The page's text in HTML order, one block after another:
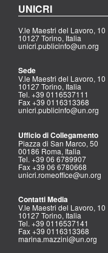
UNICRI
V.le Maestri del Lavoro, 10
10127 Torino, Italia
unicri.publicinfo@un.org
Sede
V.le Maestri del Lavoro, 10
10127 Torino, Italia
Tel. +39 0116537111
Fax +39 0116313368
unicri.publicinfo@un.org
Ufficio di Collegamento
Piazza di San Marco, 50
00186 Roma, Italia
Tel. +39 06 6789907
Fax +39 06 6780668
unicri.romeoffice@un.org
Contatti Media
V.le Maestri del Lavoro, 10
10127 Torino, Italia
Tel. +39 0116537141
Fax +39 0116313368
marina.mazzini@un.org